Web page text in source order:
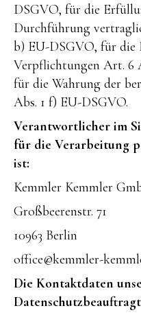
DSGVO, für die
Durchführung
b) EU-DSGVO, für die
Verpflichtungen Art. 6
für die Wahrung der
Abs. 1 f) EU-DSGVO.
Verantwortlicher im
für die Verarbeitung
ist:
Kemmler Kemmler
Großbeerenstr. 71
10963 Berlin
office@kemmler-
Die Kontaktdaten